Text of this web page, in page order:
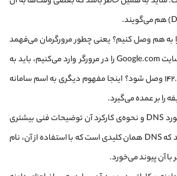
به هم وصل کنیم؟ یعنی چطور مرورگرمان می‌فهمد
که مثلاً وقتی آدرس وب‌سایت Google.com را در مرورگر وارد می‌کنیم، باید به
همان آی پی ۱۴۲.۲۵۱.۴۶.۲۳۸ وصل شود؟ اینجا مفهوم دیگری به اسم سامانه
فعلاً هم قرار نیست در مورد DNS و نحوه‌ی کارکرد آن توضیحات فنی بیشتری
بدهیم. تا همین‌جا بدانید که DNS همان کلیدی است که با استفاده از آن، نام